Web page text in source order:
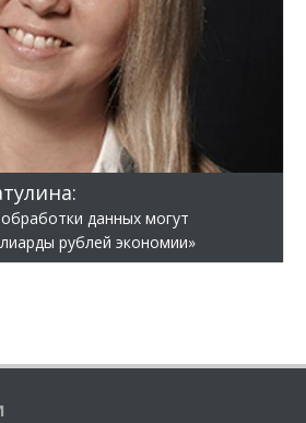
данных могут
рублей экономии»